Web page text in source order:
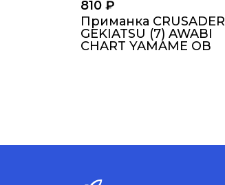
810 ₽
Приманка CRUSADER
GEKIATSU (7) AWABI
CHART YAMAME OB